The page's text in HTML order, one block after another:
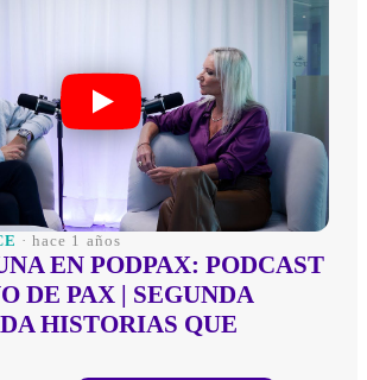
· hace 1 años
EN PODPAX: PODCAST
DE PAX | SEGUNDA
HISTORIAS QUE